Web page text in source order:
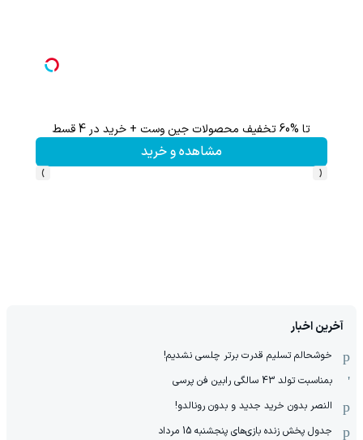
تا %60 تخفیف محصولات جین وست + خرید در 4 قسط
مشاهده و خرید
‹
›
آخرین اخبار
خوشحالم تسلیم قدرت برتر چلسی نشدیم!
بمناسبت تولد 43 سالگی رابین فن پرسی
النصر بدون خرید جدید و بدون رونالدو!
جدول پخش زنده بازی‌های پنجشنبه 15 مرداد